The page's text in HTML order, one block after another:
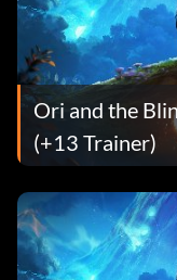
Ori and the
(+13 Trainer)